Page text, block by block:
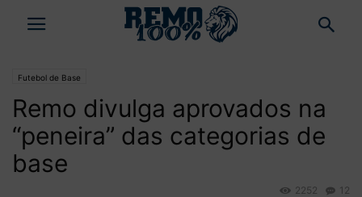
Futebol de Base
Remo divulga aprovados na
“peneira” das categorias de
base
12
2252